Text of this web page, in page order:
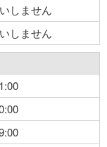
しません
しません